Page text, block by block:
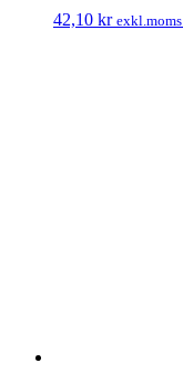
42,10 kr exkl.moms